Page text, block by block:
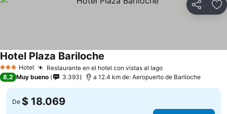
Compartir
3 Estrellas
Hotel Restaurante en el hotel con vistas al lago
Hotel Plaza Bariloche
8,2 Muy bueno 3.393 a 12.4 km de: Aeropuerto de Bariloche
De $ 18.069